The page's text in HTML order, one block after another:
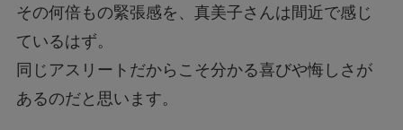
その何倍もの緊張感を、真美子さんは間近で感じ
ているはず。
同じアスリートだからこそ分かる喜びや悔しさが
あるのだと思います。